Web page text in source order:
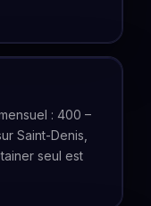
: 400 –
Saint-Denis,
seul est